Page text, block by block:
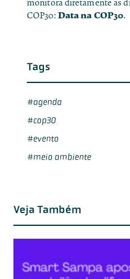
monitora diretamente as
COP30: Data na COP30.
Tags
agenda
cop30
evento
meio ambiente
Veja Também